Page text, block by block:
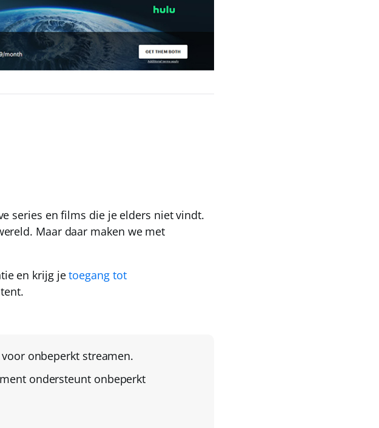
series en films die je elders niet vindt.
Maar daar maken we met
en krijg jetoegang tot
onbeperkt streamen.
ondersteunt onbeperkt